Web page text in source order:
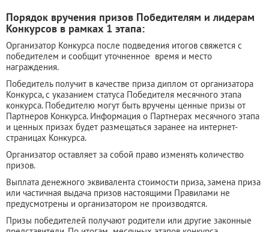
Порядок вручения призов Победителям и лидерам
Конкурсов в рамках 1 этапа:
Организатор Конкурса после подведения итогов свяжется с
победителем и сообщит уточненное время и место
награждения.
Победитель получит в качестве приза диплом от организатора
Конкурса, с указанием статуса Победителя месячного этапа
конкурса. Победителю могут быть вручены ценные призы от
Партнеров Конкурса. Информация о Партнерах месячного этапа
и ценных призах будет размещаться заранее на интернет-
страницах Конкурса.
Организатор оставляет за собой право изменять количество
призов.
Выплата денежного эквивалента стоимости приза, замена приза
или частичная выдача призов настоящими Правилами не
предусмотрены и организатором не производятся.
Призы победителей получают родители или другие законные